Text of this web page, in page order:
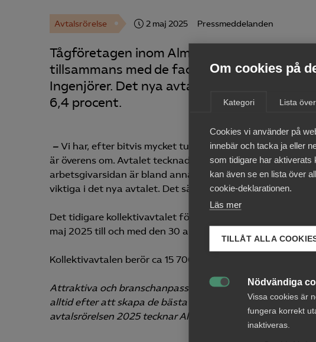
Om cookies på
Kategori Lista
Cookies vi använder på
innebär och tacka ja eller
som tidigare har aktiverats
kan även se en lista över
cookie-deklarationen.
Läs mer
TILLÅT ALLA
Nödvändiga
Vissa cookies är
fungera korrekt
inaktiveras.
Avtalsrörelse 2 maj 2025 Pressmeddelanden
Tågföretagen inom Almega har tecknat
tillsammans med de fackliga motparterna ST,
Ingenjörer. Det nya avtalet löper på 24
6,4 procent.
– Vi har, efter bitvis mycket tuffa förhandlingar, tecknat
är överens om. Avtalet tecknades i tid innan det gamla
arbetsgivarsidan är bland annat regler som kommer att
viktiga i det nya avtalet. Det säger Susanne Svärd
Det tidigare kollektivavtalet för spårtrafik löpte ut den 30
maj 2025 till och med den 30 april 2027.
Kollektivavtalen berör ca 15 700 årsanställda
Attraktiva och branschanpassade villkor är avgörande
alltid efter att skapa de bästa förutsättningarna för
avtalsrörelsen 2025 tecknar Almega sammanlagt 125